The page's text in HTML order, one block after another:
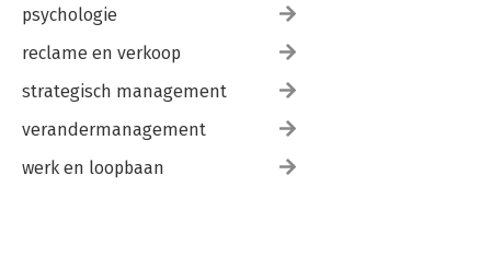
psychologie
reclame en verkoop
strategisch management
verandermanagement
werk en loopbaan